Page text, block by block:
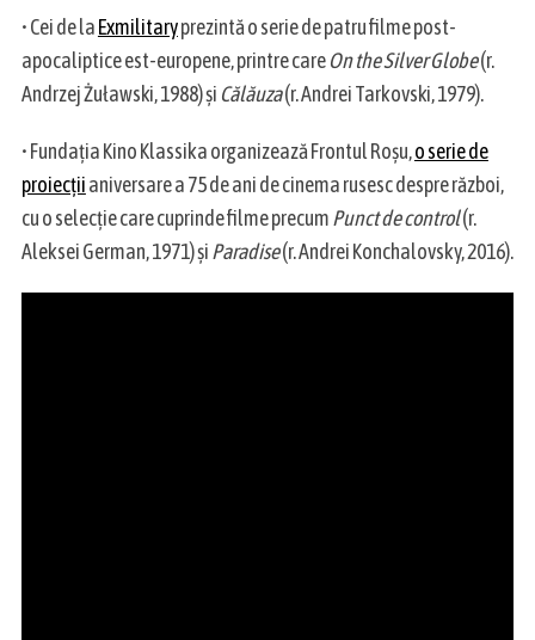
• Cei de laExmilitaryprezintă o serie de patru filme post-
apocaliptice est-europene, printre careOn the Silver Globe(r.
Andrzej Żuławski, 1988) și Călăuza(r. Andrei Tarkovski, 1979).
• Fundația Kino Klassika organizează Frontul Roșu,o serie de
proiecțiianiversare a 75 de ani de cinema rusesc despre război,
cu o selecție care cuprinde filme precumPunct de control(r.
Aleksei German, 1971) șiParadise(r. Andrei Konchalovsky, 2016).